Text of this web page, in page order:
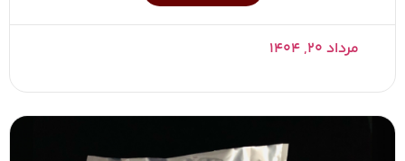
مرداد ۲۰, ۱۴۰۴